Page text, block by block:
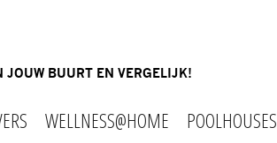
JOUW BUURT EN VERGELIJK!
WELLNESS@HOME POOLHOUSES